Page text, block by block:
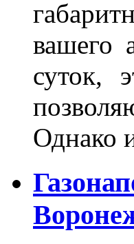
вашего
суток,
Однако